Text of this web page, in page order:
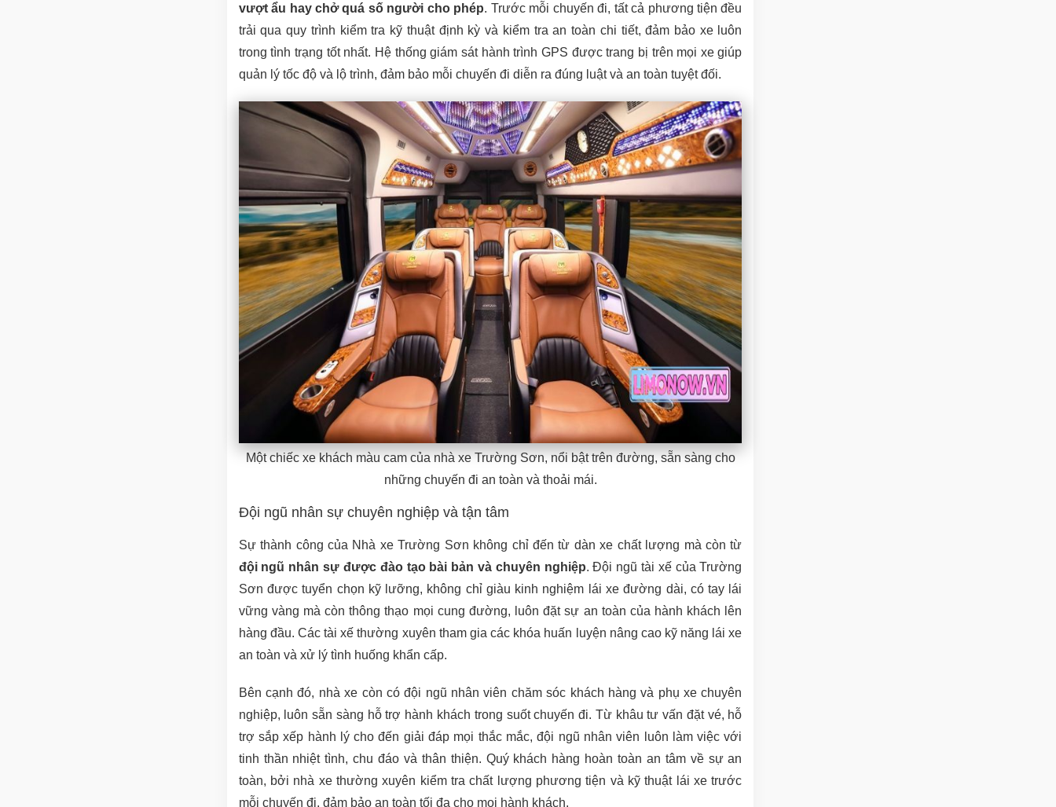
vượt ẩu hay chở quá số người cho phép. Trước mỗi chuyến đi, tất cả phương tiện đều
trải qua quy trình kiểm tra kỹ thuật định kỳ và kiểm tra an toàn chi tiết, đảm bảo xe luôn
trong tình trạng tốt nhất. Hệ thống giám sát hành trình GPS được trang bị trên mọi xe giúp
quản lý tốc độ và lộ trình, đảm bảo mỗi chuyến đi diễn ra đúng luật và an toàn tuyệt đối.
Một chiếc xe khách màu cam của nhà xe Trường Sơn, nổi bật trên đường, sẵn sàng cho
những chuyến đi an toàn và thoải mái.
Đội ngũ nhân sự chuyên nghiệp và tận tâm
Sự thành công của Nhà xe Trường Sơn không chỉ đến từ dàn xe chất lượng mà còn từ
đội ngũ nhân sự được đào tạo bài bản và chuyên nghiệp. Đội ngũ tài xế của Trường
Sơn được tuyển chọn kỹ lưỡng, không chỉ giàu kinh nghiệm lái xe đường dài, có tay lái
vững vàng mà còn thông thạo mọi cung đường, luôn đặt sự an toàn của hành khách lên
hàng đầu. Các tài xế thường xuyên tham gia các khóa huấn luyện nâng cao kỹ năng lái xe
an toàn và xử lý tình huống khẩn cấp.
Bên cạnh đó, nhà xe còn có đội ngũ nhân viên chăm sóc khách hàng và phụ xe chuyên
nghiệp, luôn sẵn sàng hỗ trợ hành khách trong suốt chuyến đi. Từ khâu tư vấn đặt vé, hỗ
trợ sắp xếp hành lý cho đến giải đáp mọi thắc mắc, đội ngũ nhân viên luôn làm việc với
tinh thần nhiệt tình, chu đáo và thân thiện. Quý khách hàng hoàn toàn an tâm về sự an
toàn, bởi nhà xe thường xuyên kiểm tra chất lượng phương tiện và kỹ thuật lái xe trước
mỗi chuyến đi, đảm bảo an toàn tối đa cho mọi hành khách.